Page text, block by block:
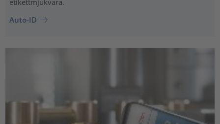
etikettmjukvara.
Auto-ID